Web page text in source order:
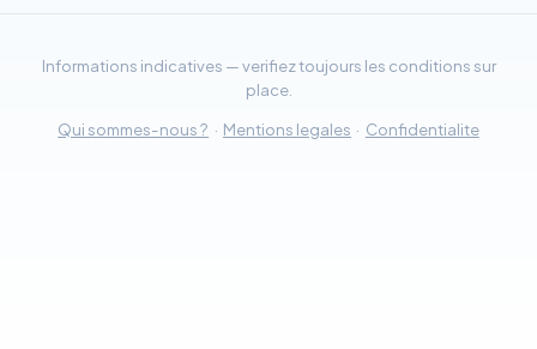
Informations indicatives — verifiez toujours les conditions sur
place.
Qui sommes-nous ? · Mentions legales · Confidentialite